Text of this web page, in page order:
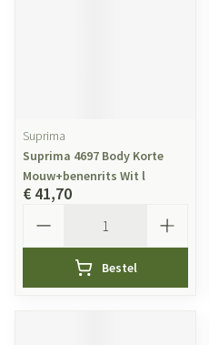
Suprima
Suprima 4697 Body Korte
Mouw+benenrits Wit l
€ 41,70
Bestel